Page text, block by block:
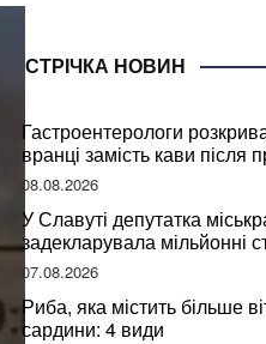
СТРІЧКА НОВИН
Гастроентерологи
вранці замість кави після
08.08.2026
У Славуті депутатка
задекларувала мільйонні
07.08.2026
Риба, яка містить більше
сардини: 4 види